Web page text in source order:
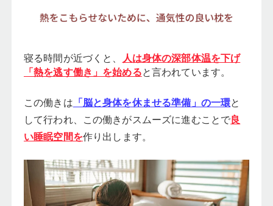
寝る時間が近づくと、
人は身体の深部体温を下げ
「熱を逃す働き」を始めると言われています。
この働きは 「脳と身体を休ませる準備」の一環と
して行われ、この働きがスムーズに進むことで良
い睡眠空間を作り出します。